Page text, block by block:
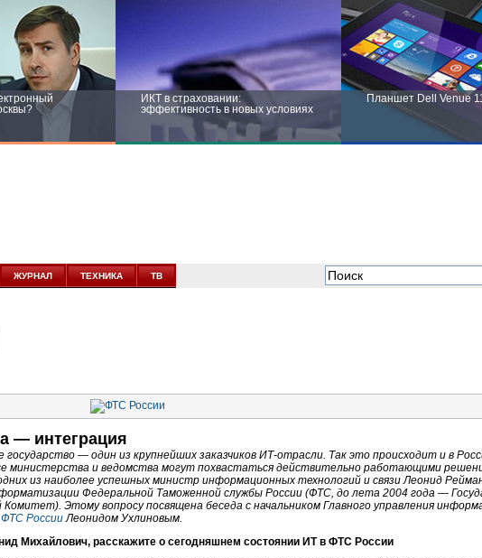
ИКТ в страховании:
эффективность в новых условиях
Планшет Dell Venue
новых условиях
ЖУРНАЛ ТЕХНИКА ТВ
— интеграция
государство — один из крупнейших заказчиков ИТ-отрасли. Так это происходит и в
министерства и ведомства могут похвастаться действительно работающими
из наиболее успешных министр информационных технологий и связи Леонид
Федеральной Таможенной службы России (ФТС, до лета 2004 года —
Этому вопросу посвящена беседа с начальником Главного управления
ФТС РоссииЛеонидом Ухлиновым.
Михайлович, расскажите о сегодняшнем состоянии ИТ в ФТС России